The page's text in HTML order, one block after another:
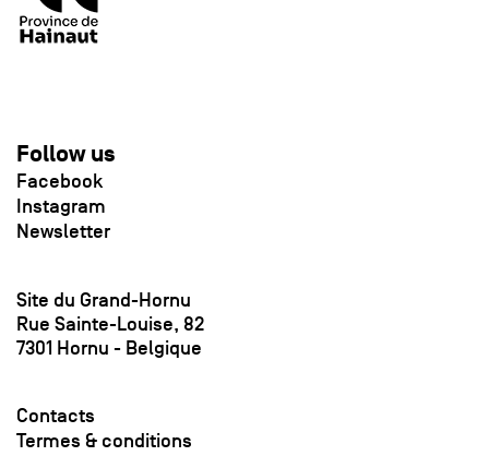
Follow us
Facebook
Instagram
Newsletter
Site du Grand-Hornu
Rue Sainte-Louise, 82
7301 Hornu - Belgique
Contacts
Termes & conditions